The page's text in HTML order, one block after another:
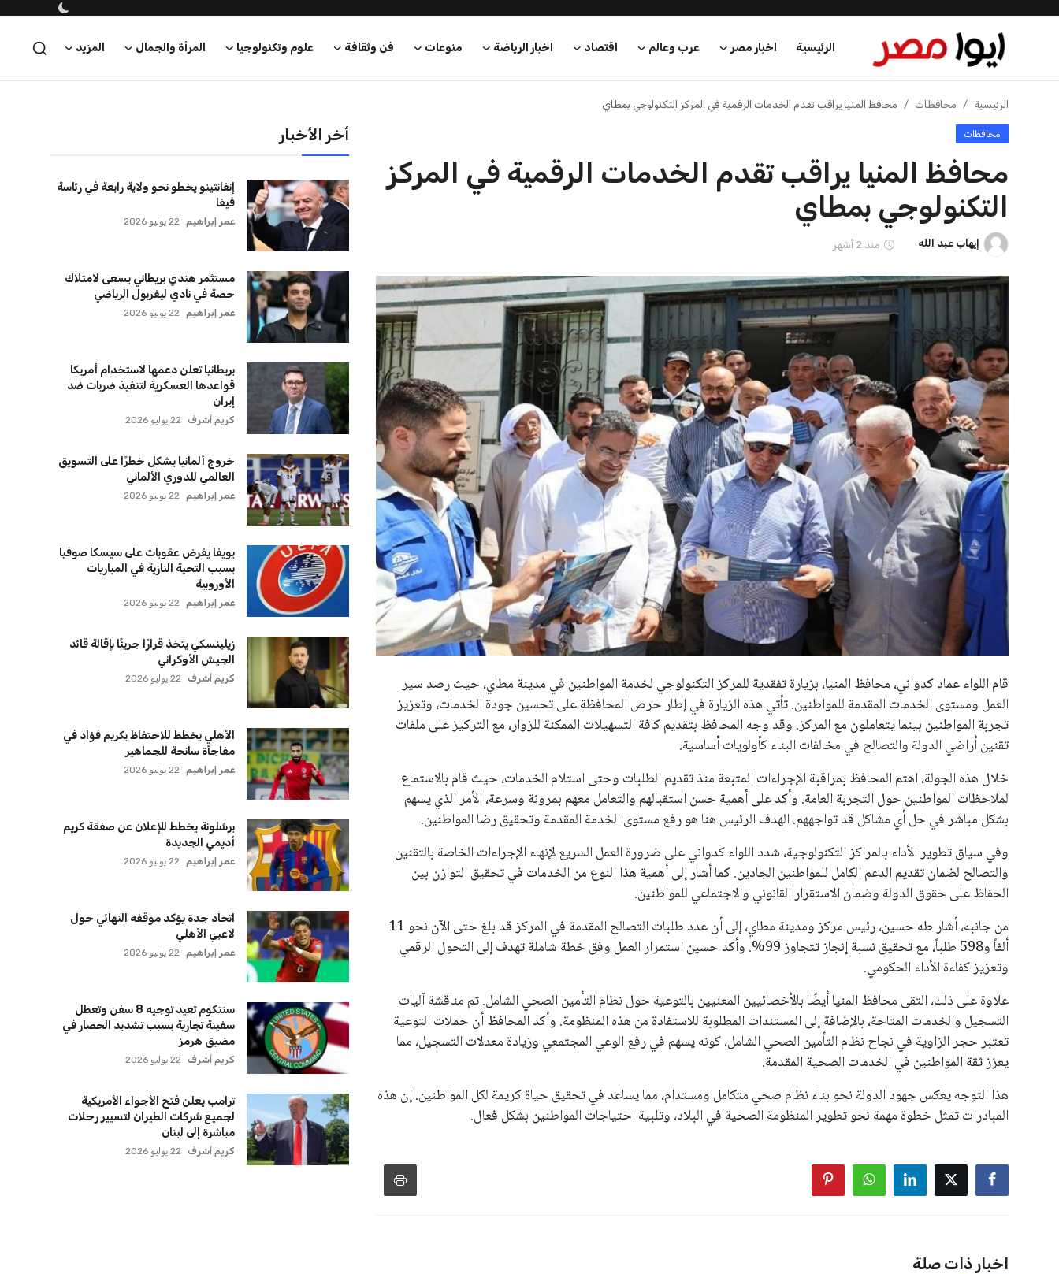
الرئيسية اخبار مصر عرب وعالم اقتصاد اخبار الرياضة منوعات فن وثقافة علوم وتكنولوجيا المرأة والجمال المزيد
الرئيسية
اخبار مصر
عرب وعالم
اخبار الرياضة
فن وثقافة
علوم وتكنولوجيا
المرأة والجمال
محافظات
الرئيسية محافظات محافظ المنيا يراقب تقدم الخدمات الرقمية في المركز التكنولوجي بمطاي
محافظات
محافظ المنيا يراقب تقدم الخدمات الرقمية في المركز
التكنولوجي بمطاي
إيهاب عبد الله منذ 2 أشهر
قام اللواء عماد كدواني، محافظ المنيا، بزيارة تفقدية للمركز التكنولوجي لخدمة المواطنين في مدينة مطاي، حيث رصد سير
العمل ومستوى الخدمات المقدمة للمواطنين. تأتي هذه الزيارة في إطار حرص المحافظة على تحسين جودة الخدمات، وتعزيز
تجربة المواطنين بينما يتعاملون مع المركز. وقد وجه المحافظ بتقديم كافة التسهيلات الممكنة للزوار، مع التركيز على ملفات
تقنين أراضي الدولة والتصالح في مخالفات البناء كأولويات أساسية.
خلال هذه الجولة، اهتم المحافظ بمراقبة الإجراءات المتبعة منذ تقديم الطلبات وحتى استلام الخدمات، حيث قام بالاستماع
لملاحظات المواطنين حول التجربة العامة. وأكد على أهمية حسن استقبالهم والتعامل معهم بمرونة وسرعة، الأمر الذي يسهم
بشكل مباشر في حل أي مشاكل قد تواجههم. الهدف الرئيس هنا هو رفع مستوى الخدمة المقدمة وتحقيق رضا المواطنين.
وفي سياق تطوير الأداء بالمراكز التكنولوجية، شدد اللواء كدواني على ضرورة العمل السريع لإنهاء الإجراءات الخاصة بالتقنين
والتصالح لضمان تقديم الدعم الكامل للمواطنين الجادين. كما أشار إلى أهمية هذا النوع من الخدمات في تحقيق التوازن بين
الحفاظ على حقوق الدولة وضمان الاستقرار القانوني والاجتماعي للمواطنين.
من جانبه، أشار طه حسين، رئيس مركز ومدينة مطاي، إلى أن عدد طلبات التصالح المقدمة في المركز قد بلغ حتى الآن نحو 11
ألفاً و598 طلباً، مع تحقيق نسبة إنجاز تتجاوز 99%. وأكد حسين استمرار العمل وفق خطة شاملة تهدف إلى التحول الرقمي
وتعزيز كفاءة الأداء الحكومي.
علاوة على ذلك، التقى محافظ المنيا أيضًا بالأخصائيين المعنيين بالتوعية حول نظام التأمين الصحي الشامل. تم مناقشة آليات
التسجيل والخدمات المتاحة، بالإضافة إلى المستندات المطلوبة للاستفادة من هذه المنظومة. وأكد المحافظ أن حملات التوعية
تعتبر حجر الزاوية في نجاح نظام التأمين الصحي الشامل، كونه يسهم في رفع الوعي المجتمعي وزيادة معدلات التسجيل، مما
يعزز ثقة المواطنين في الخدمات الصحية المقدمة.
هذا التوجه يعكس جهود الدولة نحو بناء نظام صحي متكامل ومستدام، مما يساعد في تحقيق حياة كريمة لكل المواطنين. إن هذه
المبادرات تمثل خطوة مهمة نحو تطوير المنظومة الصحية في البلاد، وتلبية احتياجات المواطنين بشكل فعال.
اخبار ذات صلة
أخر الأخبار
إنفانتينو يخطو نحو ولاية رابعة في رئاسة
فيفا
عمر إبراهيم 22 يوليو 2026
مستثمر هندي بريطاني يسعى لامتلاك
حصة في نادي ليفربول الرياضي
عمر إبراهيم 22 يوليو 2026
بريطانيا تعلن دعمها لاستخدام أمريكا
قواعدها العسكرية لتنفيذ ضربات ضد
إيران
كريم أشرف 22 يوليو 2026
خروج ألمانيا يشكل خطرًا على التسويق
العالمي للدوري الألماني
عمر إبراهيم 22 يوليو 2026
يويفا يفرض عقوبات على سيسكا صوفيا
بسبب التحية النازية في المباريات
الأوروبية
عمر إبراهيم 22 يوليو 2026
زيلينسكي يتخذ قرارًا جريئًا بإقالة قائد
الجيش الأوكراني
كريم أشرف 22 يوليو 2026
الأهلي يخطط للاحتفاظ بكريم فؤاد في
مفاجأة سانحة للجماهير
عمر إبراهيم 22 يوليو 2026
برشلونة يخطط للإعلان عن صفقة كريم
أديمي الجديدة
عمر إبراهيم 22 يوليو 2026
اتحاد جدة يؤكد موقفه النهائي حول
لاعبي الأهلي
عمر إبراهيم 22 يوليو 2026
سنتكوم تعيد توجيه 8 سفن وتعطل
سفينة تجارية بسبب تشديد الحصار في
مضيق هرمز
كريم أشرف 22 يوليو 2026
ترامب يعلن فتح الأجواء الأمريكية
لجميع شركات الطيران لتسيير رحلات
مباشرة إلى لبنان
كريم أشرف 22 يوليو 2026